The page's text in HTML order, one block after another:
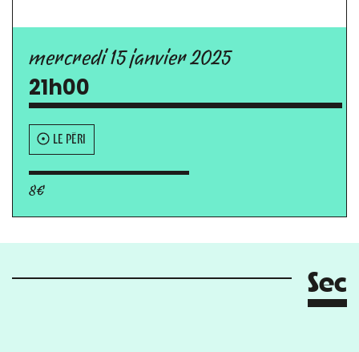
mercredi 15 janvier 2025
21h00
LE PÉRI
8€
Sec